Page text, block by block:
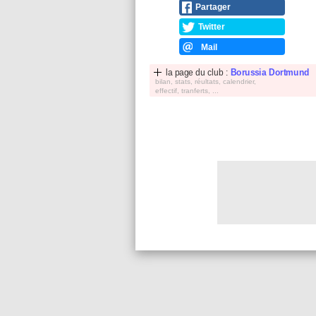
Partager
Twitter
Mail
la page du club : Borussia Dortmund
bilan, stats, réultats, calendrier,
effectif, tranferts, ...